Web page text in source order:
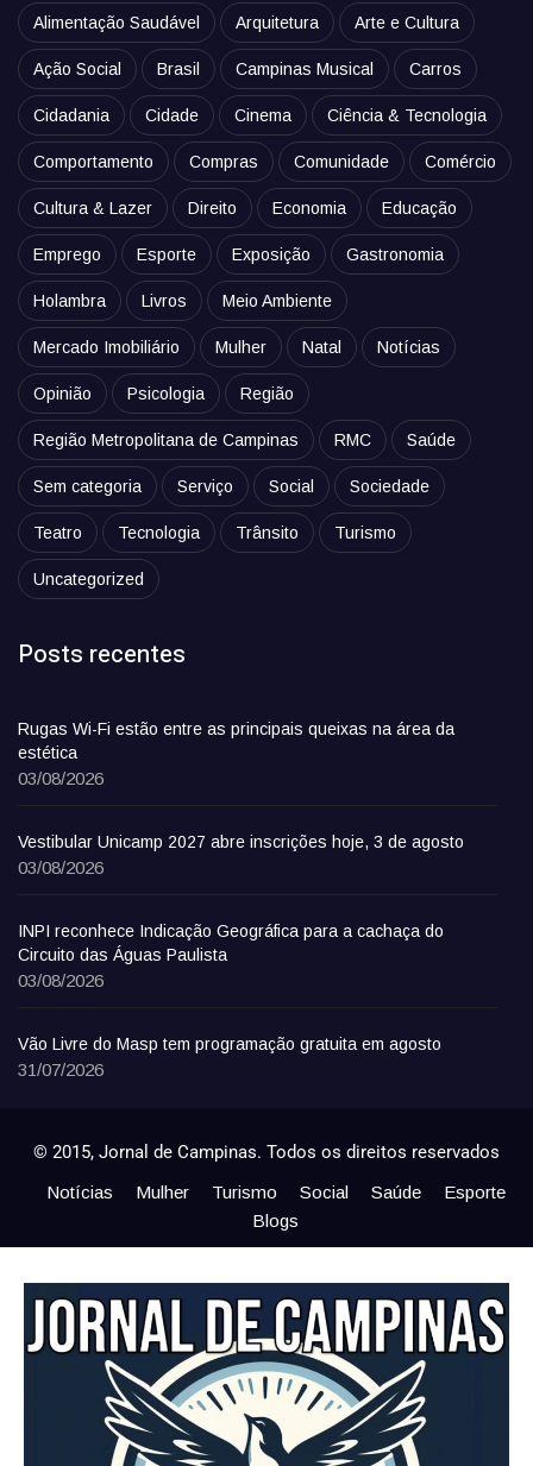
Alimentação Saudável Arquitetura Arte e Cultura
Ação Social Brasil Campinas Musical Carros
Cidadania Cidade Cinema Ciência & Tecnologia
Comportamento Compras Comunidade Comércio
Cultura & Lazer Direito Economia Educação
Emprego Esporte Exposição Gastronomia
Holambra Livros Meio Ambiente
Mercado Imobiliário Mulher Natal Notícias
Opinião Psicologia Região
Região Metropolitana de Campinas RMC Saúde
Sem categoria Serviço Social Sociedade
Teatro Tecnologia Trânsito Turismo
Uncategorized
Posts recentes
Rugas Wi-Fi estão entre as principais queixas na área da
estética
03/08/2026
Vestibular Unicamp 2027 abre inscrições hoje, 3 de agosto
03/08/2026
INPI reconhece Indicação Geográfica para a cachaça do
Circuito das Águas Paulista
03/08/2026
Vão Livre do Masp tem programação gratuita em agosto
31/07/2026
© 2015, Jornal de Campinas. Todos os direitos reservados
Notícias Mulher Turismo Social Saúde
Esporte
Blogs